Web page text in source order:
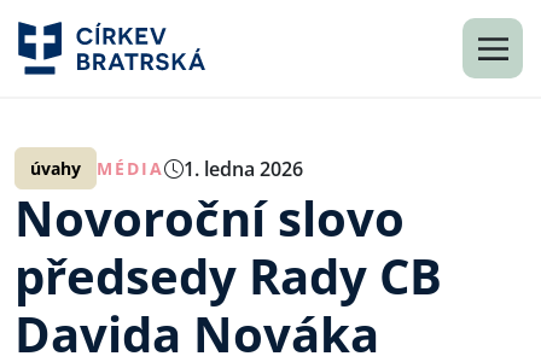
úvahy MÉDIA 1. ledna 2026
Novoroční slovo
předsedy Rady CB
Davida Nováka